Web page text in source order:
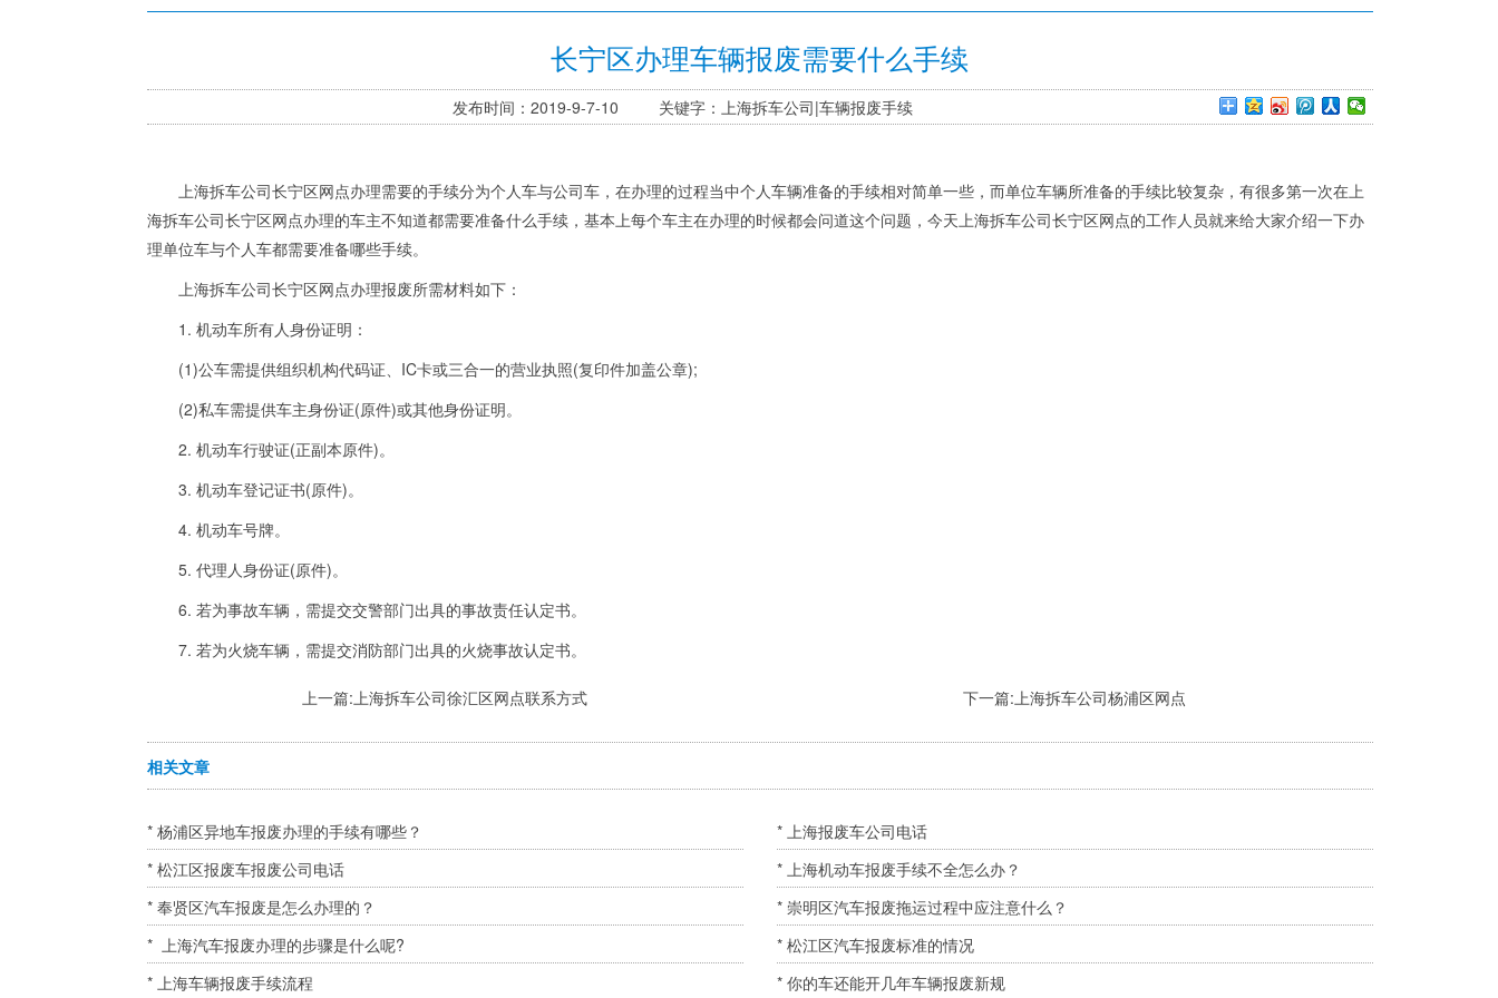
长宁区办理车辆报废需要什么手续
发布时间：2019-9-7-10 关键字：上海拆车公司|车辆报废手续
上海拆车公司长宁区网点办理需要的手续分为个人车与公司车，在办理的过程当中个人车辆准备的手续相对简单一些，而单位车辆所准备的手续比较复杂，有很多第一次在上
海拆车公司长宁区网点办理的车主不知道都需要准备什么手续，基本上每个车主在办理的时候都会问道这个问题，今天上海拆车公司长宁区网点的工作人员就来给大家介绍一下办
理单位车与个人车都需要准备哪些手续。
上海拆车公司长宁区网点办理报废所需材料如下：
1. 机动车所有人身份证明：
(1)公车需提供组织机构代码证、IC卡或三合一的营业执照(复印件加盖公章);
(2)私车需提供车主身份证(原件)或其他身份证明。
2. 机动车行驶证(正副本原件)。
3. 机动车登记证书(原件)。
4. 机动车号牌。
5. 代理人身份证(原件)。
6. 若为事故车辆，需提交交警部门出具的事故责任认定书。
7. 若为火烧车辆，需提交消防部门出具的火烧事故认定书。
上一篇:上海拆车公司徐汇区网点联系方式 下一篇:上海拆车公司杨浦区网点
相关文章
* 杨浦区异地车报废办理的手续有哪些？
* 上海报废车公司电话
* 松江区报废车报废公司电话
* 上海机动车报废手续不全怎么办？
* 奉贤区汽车报废是怎么办理的？
* 崇明区汽车报废拖运过程中应注意什么？
* 上海汽车报废办理的步骤是什么呢?
* 松江区汽车报废标准的情况
* 上海车辆报废手续流程
* 你的车还能开几年车辆报废新规